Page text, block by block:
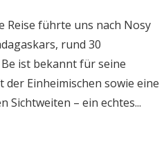
Reise führte uns nach Nosy
rund 30
ist bekannt für seine
Einheimischen sowie eine
– ein echtes...